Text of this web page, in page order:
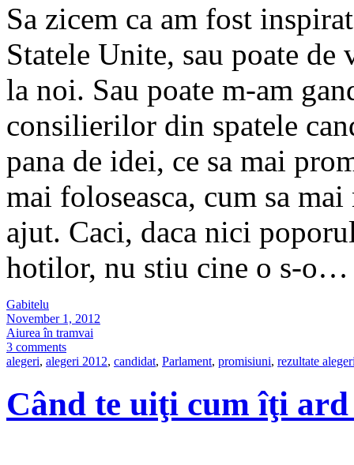
Sa zicem ca am fost
Statele Unite, sau poate
la noi. Sau poate m-am
consilierilor din spatele
pana de idei, ce sa mai
mai foloseasca, cum sa
ajut. Caci, daca nici
hotilor, nu stiu cine o s-
Gabitelu
November 1, 2012
Aiurea în tramvai
3 comments
alegeri, alegeri 2012, candidat, Parlament, promisiuni, rezultate
Când te uiţi cum îţi